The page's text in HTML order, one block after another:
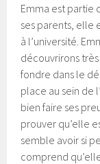
Emma est partie
ses parents, elle
à l’université.
découvrirons
fondre dans le
place au sein de
bien faire ses
prouver qu’elle
semble avoir si
comprend